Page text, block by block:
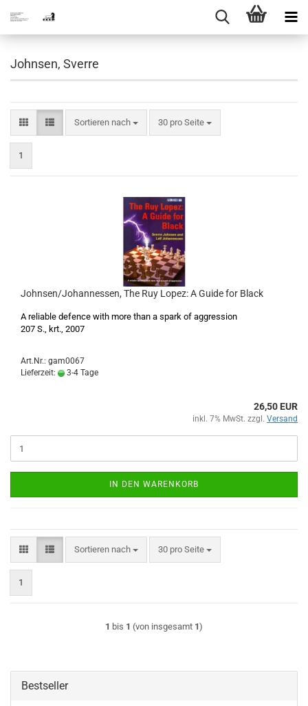
Johnsen, Sverre
Sortieren nach
Sortieren nach 30 pro Seite
pro Seite
1
Johnsen/Johannessen, The Ruy Lopez: A Guide for Black
A reliable defence with more than a spark of aggression
207 S., krt., 2007
Art.Nr.: gam0067
Lieferzeit:
3-4 Tage
26,50 EUR
inkl. 7% MwSt. zzgl. Versand
IN DEN WARENKORB
Sortieren nach
Sortieren nach 30 pro Seite
pro Seite
1
1 bis 1 (von insgesamt 1)
Bestseller